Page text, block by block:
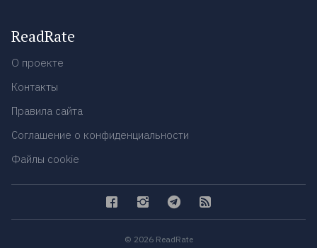
ReadRate
О проекте
Контакты
Правила сайта
Соглашение о конфиденциальности
Файлы cookie
© 2026 ReadRate